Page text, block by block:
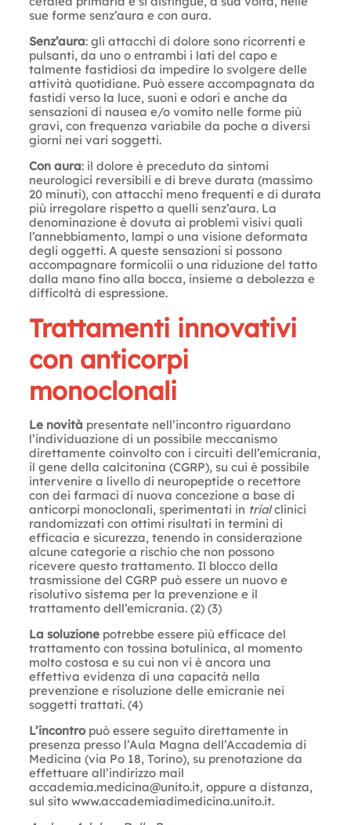
sue forme senz’aura e con aura.
Senz’aura: gli attacchi di dolore sono ricorrenti e
pulsanti, da uno o entrambi i lati del capo e
talmente fastidiosi da impedire lo svolgere delle
attività quotidiane. Può essere accompagnata da
fastidi verso la luce, suoni e odori e anche da
sensazioni di nausea e/o vomito nelle forme più
gravi, con frequenza variabile da poche a diversi
giorni nei vari soggetti.
Con aura: il dolore è preceduto da sintomi
neurologici reversibili e di breve durata (massimo
20 minuti), con attacchi meno frequenti e di durata
più irregolare rispetto a quelli senz’aura. La
denominazione è dovuta ai problemi visivi quali
l’annebbiamento, lampi o una visione deformata
degli oggetti. A queste sensazioni si possono
accompagnare formicolii o una riduzione del tatto
dalla mano fino alla bocca, insieme a debolezza e
difficoltà di espressione.
Trattamenti innovativi
con anticorpi
monoclonali
Le novità presentate nell’incontro riguardano
l’individuazione di un possibile meccanismo
direttamente coinvolto con i circuiti dell’emicrania,
il gene della calcitonina (CGRP), su cui è possibile
intervenire a livello di neuropeptide o recettore
con dei farmaci di nuova concezione a base di
anticorpi monoclonali, sperimentati in trialclinici
randomizzati con ottimi risultati in termini di
efficacia e sicurezza, tenendo in considerazione
alcune categorie a rischio che non possono
ricevere questo trattamento. Il blocco della
trasmissione del CGRP può essere un nuovo e
risolutivo sistema per la prevenzione e il
trattamento dell’emicrania. (2) (3)
La soluzionepotrebbe essere più efficace del
trattamento con tossina botulinica, al momento
molto costosa e su cui non vi è ancora una
effettiva evidenza di una capacità nella
prevenzione e risoluzione delle emicranie nei
soggetti trattati. (4)
L’incontropuò essere seguito direttamente in
presenza presso l’Aula Magna dell’Accademia di
Medicina (via Po 18, Torino), su prenotazione da
effettuare all’indirizzo mail
accademia.medicina@unito.it, oppure a distanza,
sul sito www.accademiadimedicina.unito.it.